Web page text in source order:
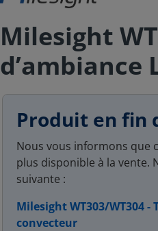
Milesight
d’ambiance
Produit en fin
Nous vous informons que
plus disponible à la vente.
suivante :
Milesight WT303/WT304
convecteur